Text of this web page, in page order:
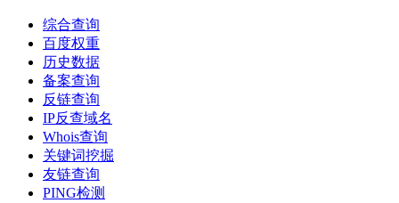
综合查询
百度权重
历史数据
备案查询
反链查询
IP反查域名
Whois查询
关键词挖掘
友链查询
PING检测